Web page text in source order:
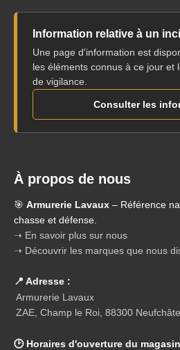
Information relative à un
Une page d'information est
les éléments connus à ce jour et
de vigilance.
Consulter les
À propos de nous
🎯 Armurerie Lavaux – Référence
chasse et défense.
➝ En savoir plus sur nous
➝ Découvrir les marques que nous
📍 Adresse :
Armurerie Lavaux
ZAE, Champ le Roi, 88300
🕑 Horaires d'ouverture du